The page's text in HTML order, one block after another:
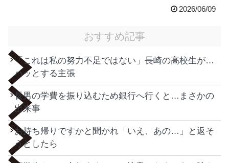
2026/06/09
おすすめ記事
「これは私の努力不足ではない」長崎の高校生が…
ハッとする主張
長男の学費を振り込むため銀行へ行くと…まさかの
出来事
お持ち帰りですかと聞かれ「いえ、あの…」と返そ
うとしたら